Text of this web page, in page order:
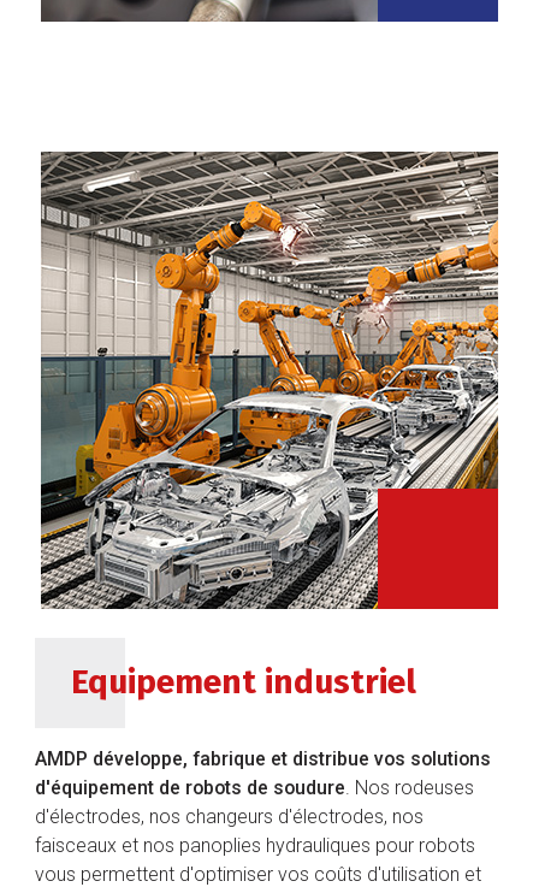
Equipement industriel
AMDP développe, fabrique et distribue vos solutions
d'équipement de robots de soudure. Nos rodeuses
d'électrodes, nos changeurs d'électrodes, nos
faisceaux et nos panoplies hydrauliques pour robots
vous permettent d'optimiser vos coûts d'utilisation et